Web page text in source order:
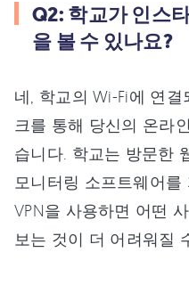
Q2: 학교가 인스
을 볼 수 있나요?
네, 학교의 Wi-Fi에 연
크를 통해 당신의 온라
습니다. 학교는 방문한
모니터링 소프트웨어
VPN을 사용하면 어떤
보는 것이 더 어려워질